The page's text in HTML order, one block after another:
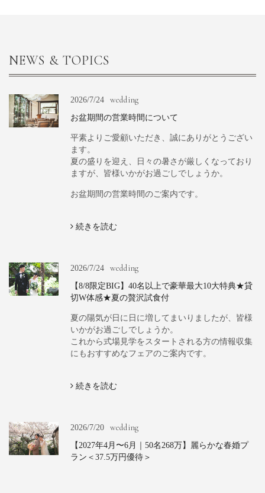
NEWS & TOPICS
2026/7/24 wedding
お盆期間の営業時間について
平素よりご愛顧いただき、誠にありがとうござい
ます。
夏の盛りを迎え、日々の暑さが厳しくなっており
ますが、皆様いかがお過ごしでしょうか。
お盆期間の営業時間のご案内です。
続きを読む
2026/7/24 wedding
【8/8限定BIG】40名以上で豪華最大10大特典★貸
切W体感★夏の贅沢試食付
夏の陽気が日に日に増してまいりましたが、皆様
いかがお過ごしでしょうか。
これから式場見学をスタートされる方の情報収集
にもおすすめなフェアのご案内です。
続きを読む
2026/7/20 wedding
【2027年4月〜6月｜50名268万】麗らかな春婚プ
ラン＜37.5万円優待＞